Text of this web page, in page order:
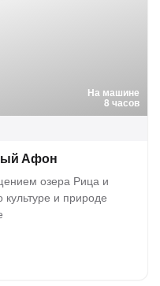
На машине
8 часов
Афон
озера Рица и
и природе